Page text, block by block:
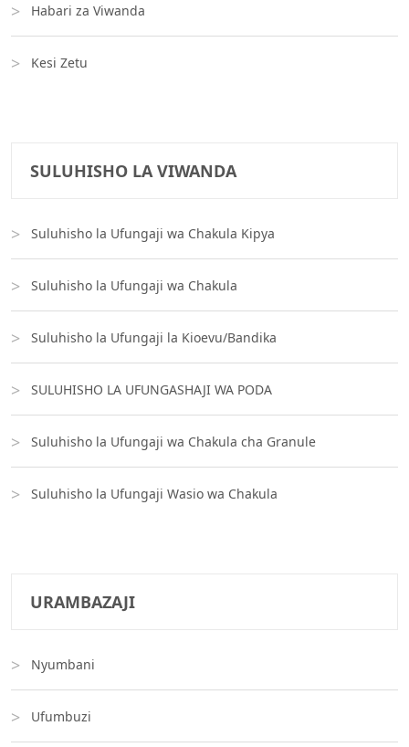
Habari za Viwanda
Kesi Zetu
SULUHISHO LA VIWANDA
Suluhisho la Ufungaji wa Chakula Kipya
Suluhisho la Ufungaji wa Chakula
Suluhisho la Ufungaji la Kioevu/Bandika
SULUHISHO LA UFUNGASHAJI WA PODA
Suluhisho la Ufungaji wa Chakula cha Granule
Suluhisho la Ufungaji Wasio wa Chakula
URAMBAZAJI
Nyumbani
Ufumbuzi